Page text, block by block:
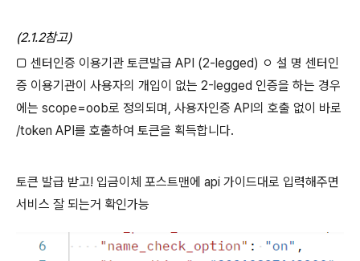
(2.1.2참고)
□ 센터인증 이용기관 토큰발급 API (2-legged) ㅇ 설 명 센터인
증 이용기관이 사용자의 개입이 없는 2-legged 인증을 하는 경우
에는 scope=oob로 정의되며, 사용자인증 API의 호출 없이 바로
/token API를 호출하여 토큰을 획득합니다.
토큰 발급 받고! 입금이체 포스트맨에 api 가이드대로 입력해주면
서비스 잘 되는거 확인가능